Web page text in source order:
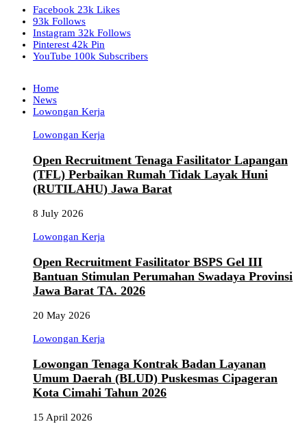
Facebook 23k Likes
93k Follows
Instagram 32k Follows
Pinterest 42k Pin
YouTube 100k Subscribers
Home
News
Lowongan Kerja
Lowongan Kerja
Open Recruitment Tenaga Fasilitator Lapangan
(TFL) Perbaikan Rumah Tidak Layak Huni
(RUTILAHU) Jawa Barat
8 July 2026
Lowongan Kerja
Open Recruitment Fasilitator BSPS Gel III
Bantuan Stimulan Perumahan Swadaya Provinsi
Jawa Barat TA. 2026
20 May 2026
Lowongan Kerja
Lowongan Tenaga Kontrak Badan Layanan
Umum Daerah (BLUD) Puskesmas Cipageran
Kota Cimahi Tahun 2026
15 April 2026